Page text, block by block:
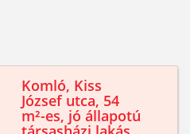
Komló, Kiss
József utca, 54
m²-es, jó állapotú